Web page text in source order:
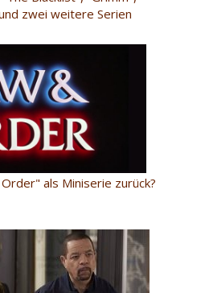
zwei weitere Serien
als Miniserie zurück?